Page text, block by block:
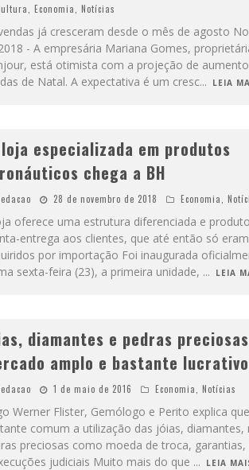
Economia Notícias
já cresceram desde o mês de agosto
- A empresária Mariana Gomes,
está otimista com a projeção de
de Natal. A expectativa é um cresc... LEIA
loja especializada em produtos
chega a BH
28 de novembro de 2018 Economia
oferece uma estrutura diferenciada e
entrega aos clientes, que até então só eram
por importação Foi inaugurada
sexta-feira (23), a primeira unidade, ... LEIA
diamantes e pedras
amplo e bastante lucrativo
1 de maio de 2016 Economia Notícias
Werner Flister, Gemólogo e Perito explica
comum a utilização das jóias, diamantes,
preciosas como moeda de troca, garantias,
judiciais Muito mais do que ... LEIA